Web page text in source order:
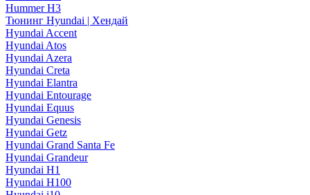
Hummer H3
Тюнинг Hyundai | Хендай
Hyundai Accent
Hyundai Atos
Hyundai Azera
Hyundai Creta
Hyundai Elantra
Hyundai Entourage
Hyundai Equus
Hyundai Genesis
Hyundai Getz
Hyundai Grand Santa Fe
Hyundai Grandeur
Hyundai H1
Hyundai H100